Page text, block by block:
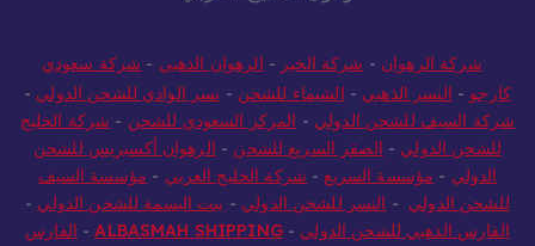
شركة الرهوان - شركة الخير - الرهوان الذهبي - شركة سعودي
كارجو - النسر الذهبي - الشيماء للشحن - نسر الوادي للشحن الدولي -
شركة السيف للشحن الدولي - المركز السعودي للشحن - شركة الخليج
للشحن الدولي - الصقر السريع للشحن - الرهوان أكسبريس للشحن
الدولي - مؤسسة السريع - شركة الخليج العربي - مؤسسة السيف
للشحن الدولي - النسر للشحن الدولي - بيت البسمة للشحن الدولي -
الفارس الذهبي للشحن الدولي -
ALBASMAH SHIPPING
- الفارس